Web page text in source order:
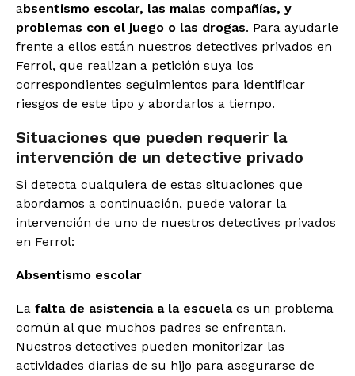
absentismo escolar, las malas compañías, y
problemas con el juego o las drogas. Para ayudarle
frente a ellos están nuestros detectives privados en
Ferrol, que realizan a petición suya los
correspondientes seguimientos para identificar
riesgos de este tipo y abordarlos a tiempo.
Situaciones que pueden requerir la
intervención de un detective privado
Si detecta cualquiera de estas situaciones que
abordamos a continuación, puede valorar la
intervención de uno de nuestros detectives privados
en Ferrol:
Absentismo escolar
La falta de asistencia a la escuelaes un problema
común al que muchos padres se enfrentan.
Nuestros detectives pueden monitorizar las
actividades diarias de su hijo para asegurarse de